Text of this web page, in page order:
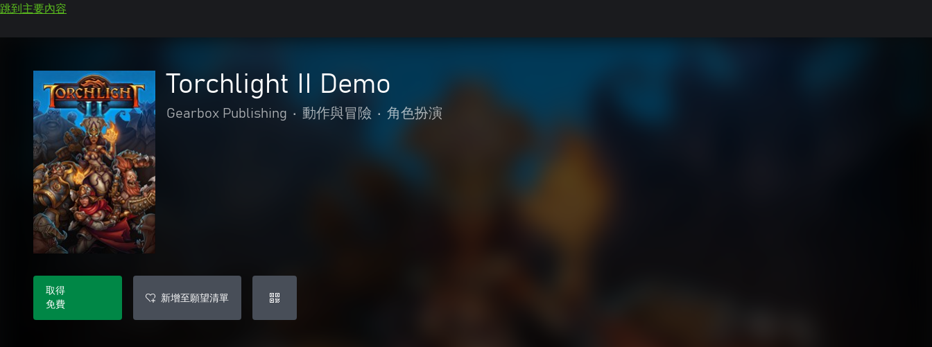
跳到主要內容
Torchlight II Demo
Gearbox Publishing • 動作與冒險 • 角色扮演
取得
免費
新增至願望清單